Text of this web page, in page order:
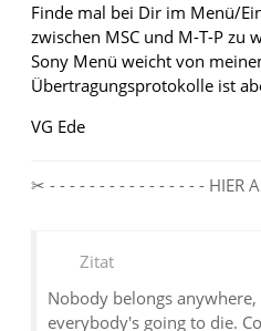
Finde mal bei Dir im Menü/
zwischen MSC und M-T-P zu
Sony Menü weicht von
Übertragungsprotokolle ist
VG Ede
✂ - - - - - - - - - - - - - - - - HIER
Zitat
Nobody belongs
everybody's going to die.